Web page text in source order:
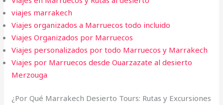
viajes marrakech
Viajes organizados a Marruecos todo incluido
Viajes Organizados por Marruecos
Viajes personalizados por todo Marruecos y Marrakech
Viajes por Marruecos desde Ouarzazate al desierto
Merzouga
¿Por Qué Marrakech Desierto Tours: Rutas y Excursiones